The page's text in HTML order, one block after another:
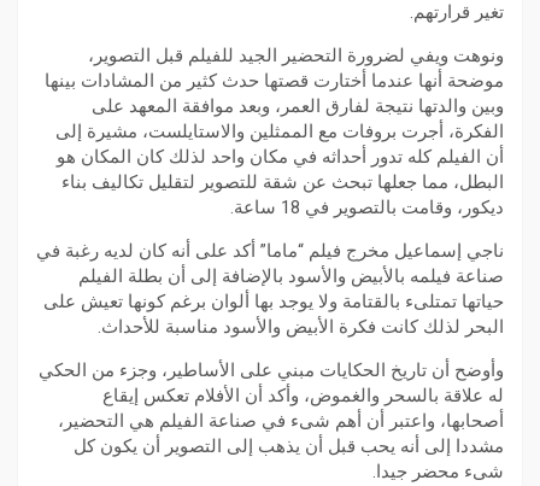
تغير قرارتهم.
ونوهت ويفي لضرورة التحضير الجيد للفيلم قبل التصوير،
موضحة أنها عندما أختارت قصتها حدث كثير من المشادات بينها
وبين والدتها نتيجة لفارق العمر، وبعد موافقة المعهد على
الفكرة، أجرت بروفات مع الممثلين والاستايلست، مشيرة إلى
أن الفيلم كله تدور أحداثه في مكان واحد لذلك كان المكان هو
البطل، مما جعلها تبحث عن شقة للتصوير لتقليل تكاليف بناء
ديكور، وقامت بالتصوير في 18 ساعة.
ناجي إسماعيل مخرج فيلم “ماما” أكد على أنه كان لديه رغبة في
صناعة فيلمه بالأبيض والأسود بالإضافة إلى أن بطلة الفيلم
حياتها تمتلىء بالقتامة ولا يوجد بها ألوان برغم كونها تعيش على
البحر لذلك كانت فكرة الأبيض والأسود مناسبة للأحداث.
وأوضح أن تاريخ الحكايات مبني على الأساطير، وجزء من الحكي
له علاقة بالسحر والغموض، وأكد أن الأفلام تعكس إيقاع
أصحابها، واعتبر أن أهم شىء في صناعة الفيلم هي التحضير،
مشددا إلى أنه يحب قبل أن يذهب إلى التصوير أن يكون كل
شىء محضر جيدا.